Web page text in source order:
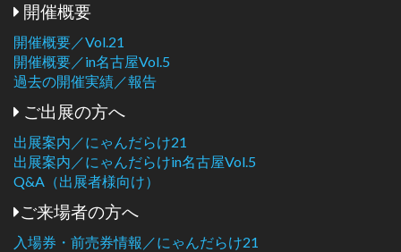
開催概要
開催概要／Vol.21
開催概要／in名古屋Vol.5
過去の開催実績／報告
ご出展の方へ
出展案内／にゃんだらけ21
出展案内／にゃんだらけin名古屋Vol.5
Q&A（出展者様向け）
ご来場者の方へ
入場券・前売券情報／にゃんだらけ21